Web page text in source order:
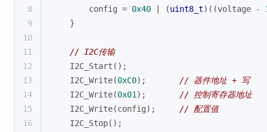
8
        config =
0x40 | (uint8_t)((voltage -
9
    }
10
11
// I2C传输
12
    I2C_Start();
13
    I2C_Write(
0xC0); // 器件地址 + 写
14
    I2C_Write(
0x01 ); // 控制寄存器地址
15
    I2C_Write(config);
// 配置值
16
    I2C_Stop();